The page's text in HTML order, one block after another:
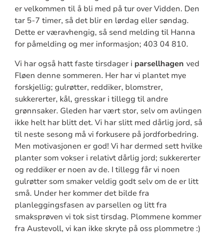
er velkommen til å bli med på tur over Vidden. Den
tar 5-7 timer, så det blir en lørdag eller søndag.
Dette er væravhengig, så send melding til Hanna
for påmelding og mer informasjon; 403 04 810.
Vi har også hatt faste tirsdager i parsellhagen ved
Fløen denne sommeren. Her har vi plantet mye
forskjellig; gulrøtter, reddiker, blomstrer,
sukkererter, kål, gresskar i tillegg til andre
grønnsaker. Gleden har vært stor, selv om avlingen
ikke helt har blitt det. Vi har slitt med dårlig jord, så
til neste sesong må vi forkusere på jordforbedring.
Men motivasjonen er god! Vi har dermed sett hvilke
planter som vokser i relativt dårlig jord; sukkererter
og reddiker er noen av de. I tillegg får vi noen
gulrøtter som smaker veldig godt selv om de er litt
små. Under her kommer det bilde fra
planleggingsfasen av parsellen og litt fra
smaksprøven vi tok sist tirsdag. Plommene kommer
fra Austevoll, vi kan ikke skryte på oss plommetre :)